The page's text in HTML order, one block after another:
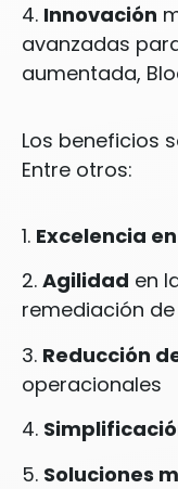
4. Innovación
avanzadas
aumentada,
Los beneficios
Entre otros:
1. Excelencia
2. Agilidad en
remediación
3. Reducción
operacionales
4.
5. Soluciones